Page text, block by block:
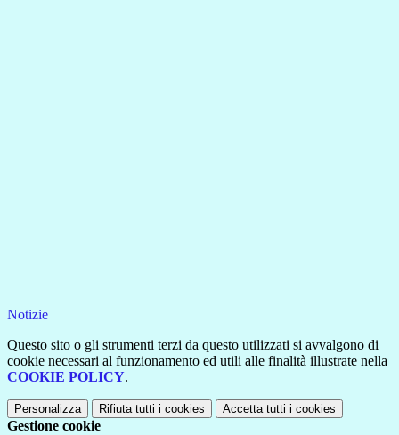
Notizie
Questo sito o gli strumenti terzi da questo utilizzati si avvalgono di
cookie necessari al funzionamento ed utili alle finalità illustrate nella
COOKIE POLICY.
Personalizza Rifiuta tutti i cookies Accetta tutti i cookies
Gestione cookie